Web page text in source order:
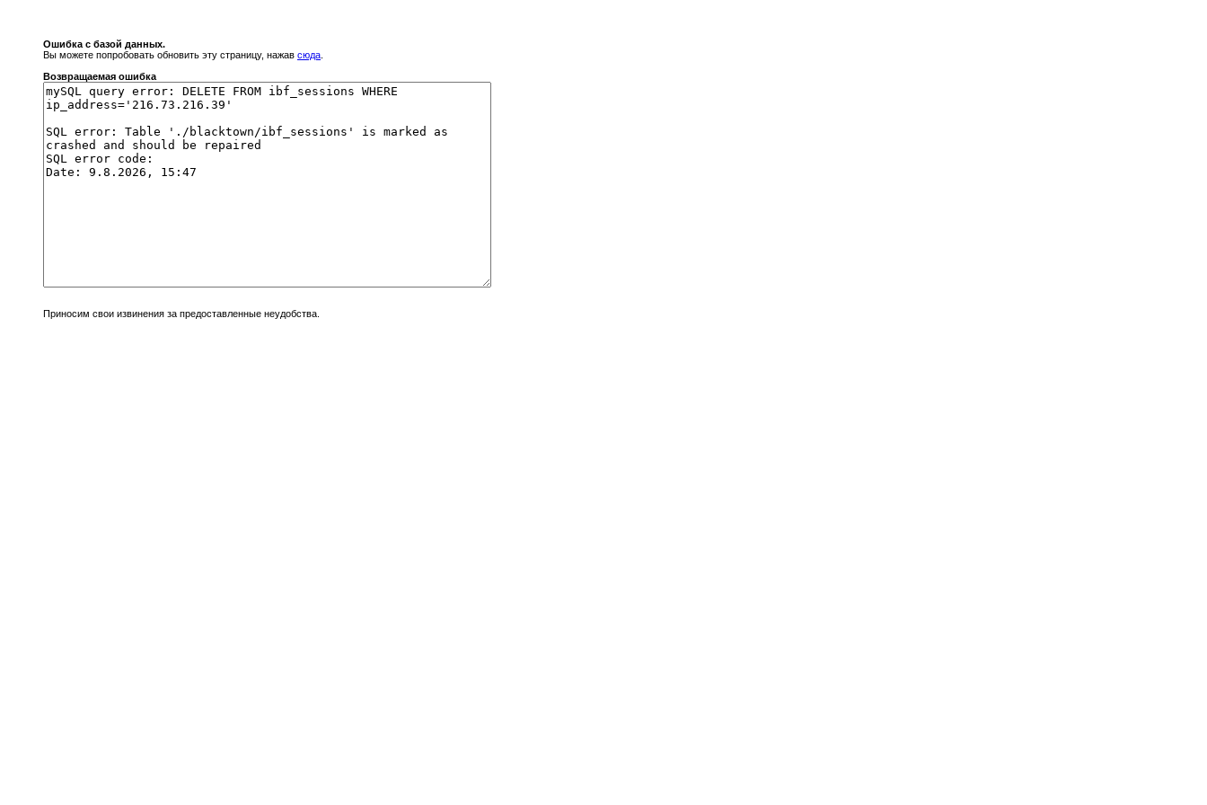
Ошибка с базой данных.
Вы можете попробовать обновить эту страницу, нажав сюда
Возвращаемая ошибка
Приносим свои извинения за предоставленные неудобства.